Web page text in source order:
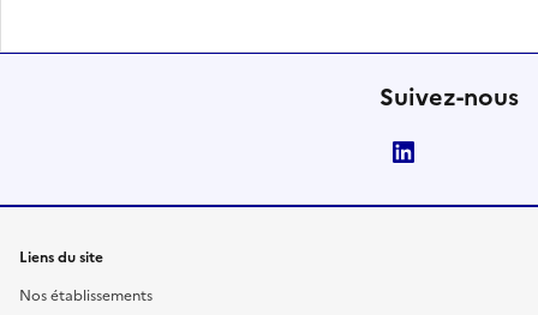
Suivez-nous
Liens du site
Nos établissements